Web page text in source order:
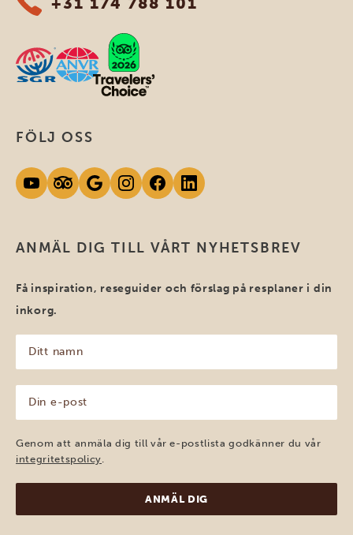
ANMÄL DIG TILL VÅRT NYHETSBREV
Få inspiration, reseguider och förslag på resplaner i din
inkorg.
namn
(Obligatoriskt)
post
(Obligatoriskt)
Genom att anmäla dig till vår e-postlista godkänner du vår
integritetspolicy
FÖLJ OSS